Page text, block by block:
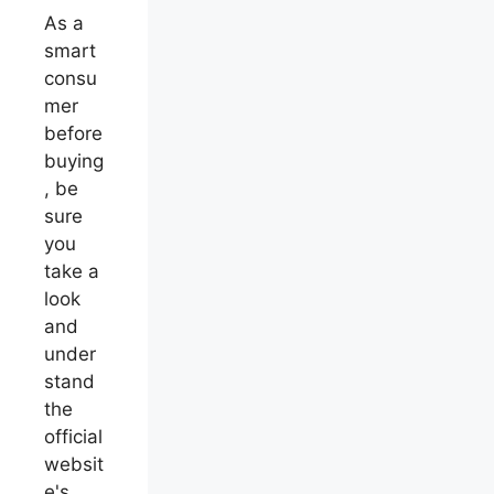
As a
smart
consu
mer
before
buying
, be
sure
you
take a
look
and
under
stand
the
official
websit